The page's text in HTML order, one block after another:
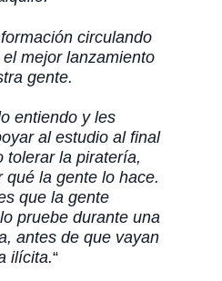
circulando
mejor lanzamiento
gente.
entiendo y les
al estudio al final
tolerar la piratería,
qué la gente lo hace.
que la gente
pruebe durante una
antes de que vayan
ilícita.“